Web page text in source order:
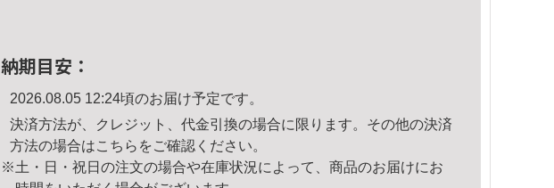
納期目安：
2026.08.05 12:24頃のお届け予定です。
決済方法が、クレジット、代金引換の場合に限ります。その他の決済
方法の場合はこちら をご確認ください。
※土・日・祝日の注文の場合や在庫状況によって、商品のお届けにお